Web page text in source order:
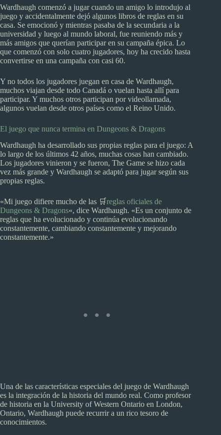
Wardhaugh comenzó a jugar cuando un amigo lo introdujo al
juego y accidentalmente dejó algunos libros de reglas en su
casa. Se emocionó y mientras pasaba de la secundaria a la
universidad y luego al mundo laboral, fue reuniendo más y
más amigos que querían participar en su campaña épica. Lo
que comenzó con solo cuatro jugadores, hoy ha crecido hasta
convertirse en una campaña con casi 60.
Y no todos los jugadores juegan en casa de Wardhaugh,
muchos viajan desde todo Canadá o vuelan hasta allí para
participar. Y muchos otros participan por videollamada,
algunos vuelan desde otros países como el Reino Unido.
El juego que nunca termina en Dungeons & Dragons
Wardhaugh ha desarrollado sus propias reglas para el juego: A
lo largo de los últimos 42 años, muchas cosas han cambiado.
Los jugadores vinieron y se fueron, The Game se hizo cada
vez más grande y Wardhaugh se adaptó para jugar según sus
propias reglas.
«Mi juego difiere mucho de las 🛒reglas oficiales de
Dungeons & Dragons«, dice Wardhaugh. «Es un conjunto de
reglas que ha evolucionado y continúa evolucionando
constantemente, cambiando constantemente y mejorando
constantemente.»
Una de las características especiales del juego de Wardhaugh
es la integración de la historia del mundo real. Como profesor
de historia en la University of Western Ontario en London,
Ontario, Wardhaugh puede recurrir a un rico tesoro de
conocimientos.